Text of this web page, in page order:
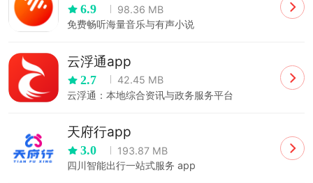
6.9
98.36 MB
免费畅听海量音乐与有声小说
云浮通app
2.7
42.45 MB
云浮通：本地综合资讯与政务服务平台
天府行app
3.0
193.87 MB
四川智能出行一站式服务 app